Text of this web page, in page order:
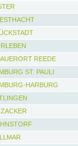
REEDE
ST. PAULI
HARBURG